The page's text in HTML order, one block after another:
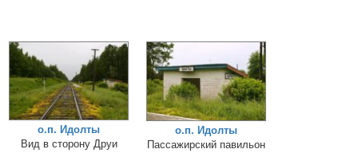
о.п. Идолты
Вид в сторону Друи
о.п. Идолты
Пассажирский павильон